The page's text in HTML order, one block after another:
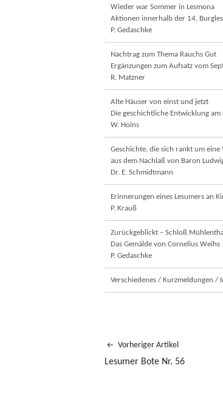
Wieder war Sommer in Lesmona
Aktionen innerhalb der 14.
P. Gedaschke
Nachtrag zum Thema Rauchs Gut
Ergänzungen zum Aufsatz vom
R. Matzner
Alte Häuser von einst und jetzt
Die geschichtliche Entwicklung am
W. Hoins
Geschichte, die sich rankt um eine
aus dem Nachlaß von Baron
Dr. E. Schmidtmann
Erinnerungen eines Lesumers an
P. Krauß
Zurückgeblickt – Schloß
Das Gemälde von Cornelius Weihs
P. Gedaschke
Verschiedenes / Kurzmeldungen /
Vorheriger Artikel
Lesumer Bote Nr. 56